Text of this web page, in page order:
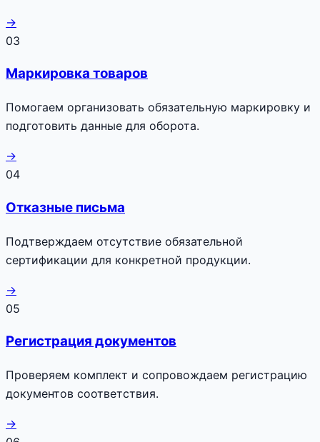
→
03
Маркировка товаров
Помогаем организовать обязательную маркировку и
подготовить данные для оборота.
→
04
Отказные письма
Подтверждаем отсутствие обязательной
сертификации для конкретной продукции.
→
05
Регистрация документов
Проверяем комплект и сопровождаем регистрацию
документов соответствия.
→